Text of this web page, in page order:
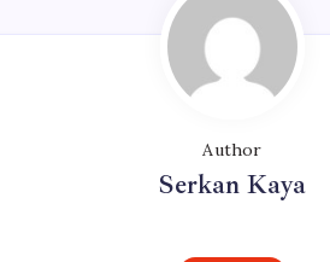
Author
Serkan Kaya